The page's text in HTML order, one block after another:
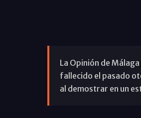
La Opinión de
fallecido el pasado
al demostrar en un